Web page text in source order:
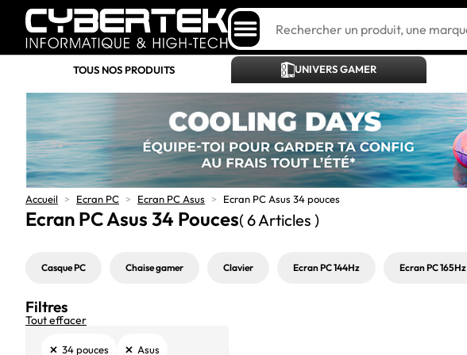
TOUS NOS PRODUITS UNIVERS GAMER
Accueil > Ecran PC > Ecran PC Asus > Ecran PC Asus 34 pouces
Ecran PC Asus 34 Pouces( 6 Articles )
Casque PC Chaise gamer Clavier Ecran PC 144Hz Ecran PC 165Hz
Filtres
Tout effacer
× 34 pouces × Asus